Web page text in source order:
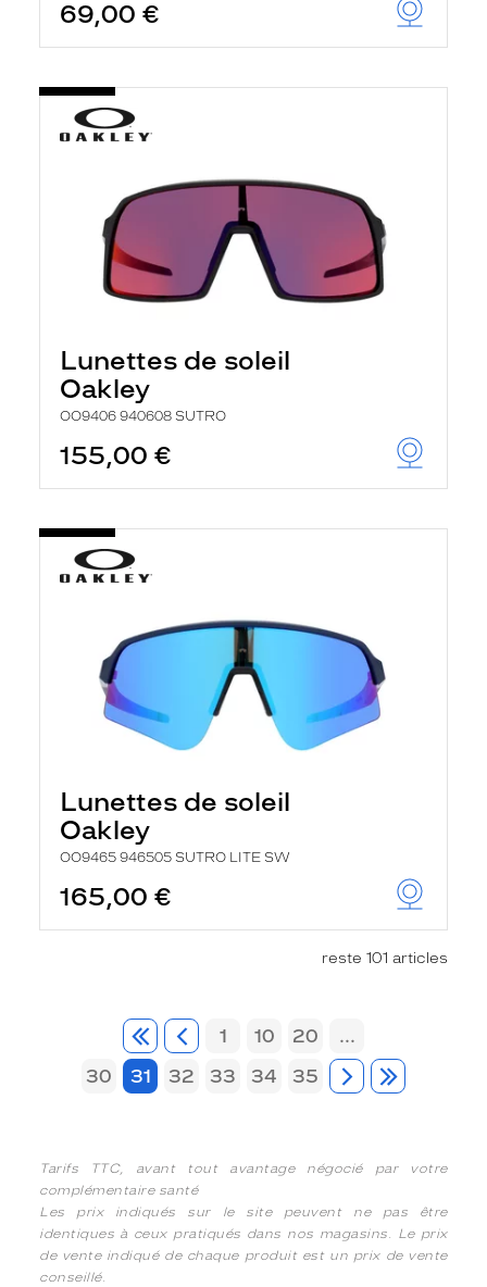
69,00 €
Lunettes de soleil
Oakley
OO9406 940608 SUTRO
155,00 €
Lunettes de soleil
Oakley
OO9465 946505 SUTRO LITE SW
165,00 €
reste 101 articles
1 10 20
...
30
31 32 33 34 35
Tarifs TTC, avant tout avantage négocié par votre
complémentaire santé
Les prix indiqués sur le site peuvent ne pas être
identiques à ceux pratiqués dans nos magasins. Le prix
de vente indiqué de chaque produit est un prix de vente
conseillé.